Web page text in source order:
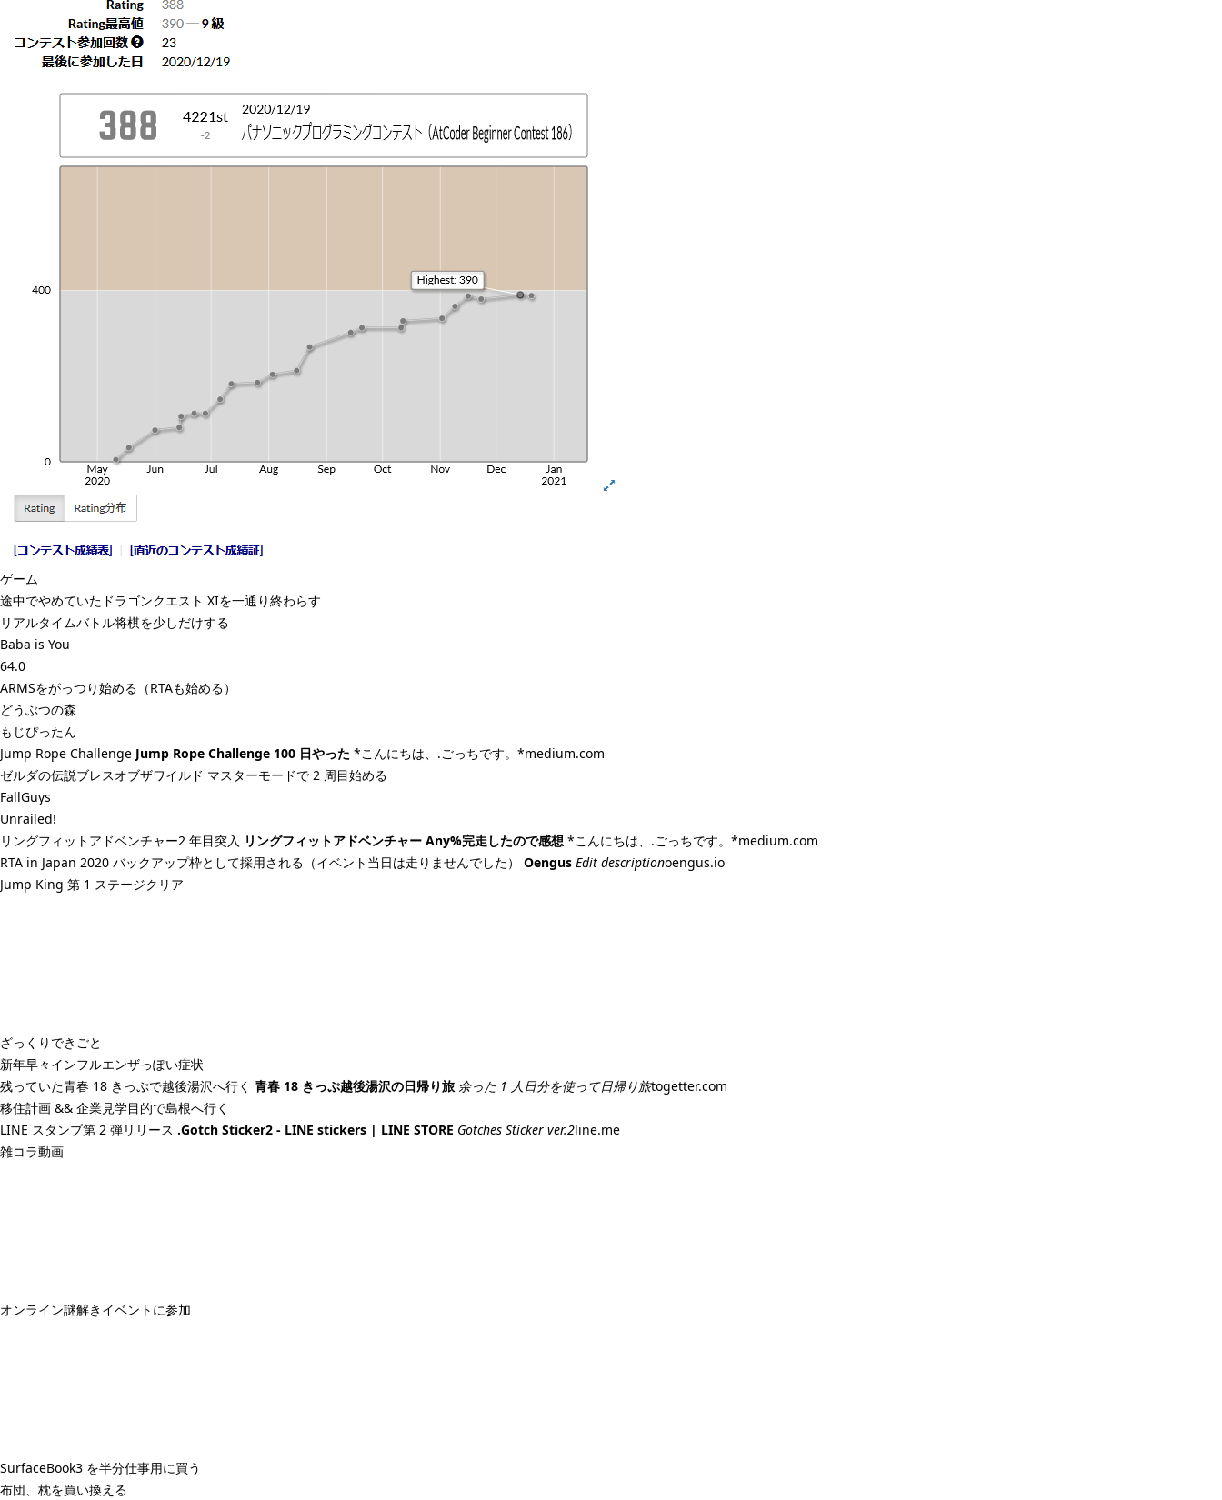
ゲーム
途中でやめていた ドラゴンクエスト XIを一通り終わらす
リアルタイムバトル将棋を少しだけする
Baba is You
64.0
ARMSをがっつり始める（RTAも始める）
どうぶつの森
もじぴったん
Jump Rope Challenge Jump Rope Challenge 100 日やった *こんにちは、.ごっちです。*medium.com
ゼルダの伝説ブレスオブザワイルド マスターモードで 2 周目始める
FallGuys
Unrailed!
リングフィットアドベンチャー2 年目突入 リングフィットアドベンチャー Any%完走したので感想 *こんにちは、.ごっちです。*medium.com
RTA in Japan 2020 バックアップ枠として採用される（イベント当日は走りませんでした） Oengus Edit descriptionoengus.io
Jump King 第 1 ステージクリア
ざっくりできごと
新年早々インフルエンザっぽい症状
残っていた青春 18 きっぷで越後湯沢へ行く 青春 18 きっぷ越後湯沢の日帰り旅 余った 1 人日分を使って日帰り旅togetter.com
移住計画 && 企業見学目的で島根へ行く
LINE スタンプ第 2 弾リリース .Gotch Sticker2 - LINE stickers | LINE STORE Gotches Sticker ver.2line.me
雑コラ動画
オンライン謎解きイベントに参加
SurfaceBook3 を半分仕事用に買う
布団、枕を買い換える